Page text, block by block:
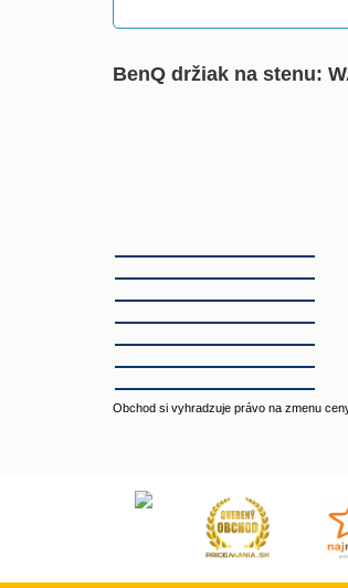
BenQ držiak na stenu:
Obchod si vyhradzuje právo na zmenu